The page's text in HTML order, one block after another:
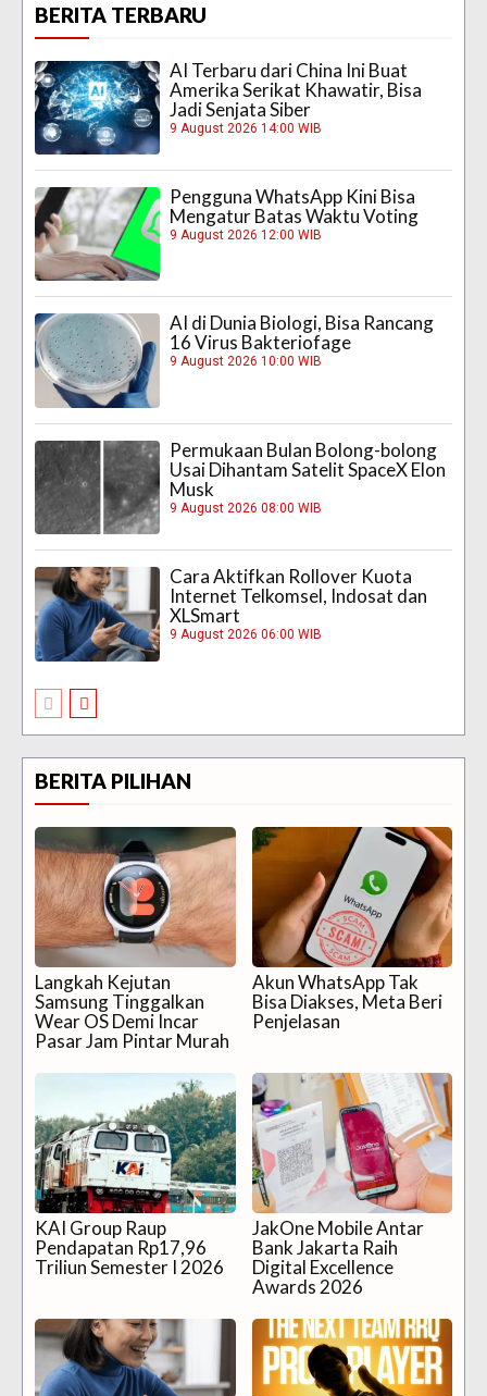
BERITA TERBARU
AI Terbaru dari China Ini Buat
Amerika Serikat Khawatir, Bisa
Jadi Senjata Siber
9 August 2026 14:00 WIB
Pengguna WhatsApp Kini Bisa
Mengatur Batas Waktu Voting
9 August 2026 12:00 WIB
AI di Dunia Biologi, Bisa Rancang
16 Virus Bakteriofage
9 August 2026 10:00 WIB
Permukaan Bulan Bolong-bolong
Usai Dihantam Satelit SpaceX Elon
Musk
9 August 2026 08:00 WIB
Cara Aktifkan Rollover Kuota
Internet Telkomsel, Indosat dan
XLSmart
9 August 2026 06:00 WIB
BERITA PILIHAN
Langkah Kejutan
Samsung Tinggalkan
Wear OS Demi Incar
Pasar Jam Pintar Murah
Akun WhatsApp Tak
Bisa Diakses, Meta Beri
Penjelasan
KAI Group Raup
Pendapatan Rp17,96
Triliun Semester I 2026
JakOne Mobile Antar
Bank Jakarta Raih
Digital Excellence
Awards 2026